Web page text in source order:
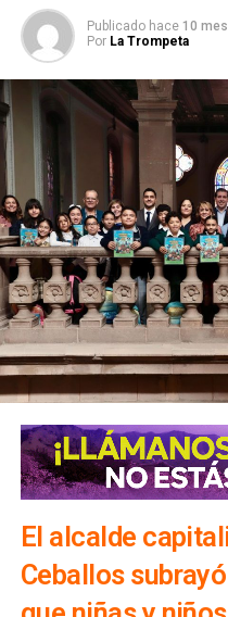
Publicado hace 10
Por La Trompeta
El alcalde
Ceballos